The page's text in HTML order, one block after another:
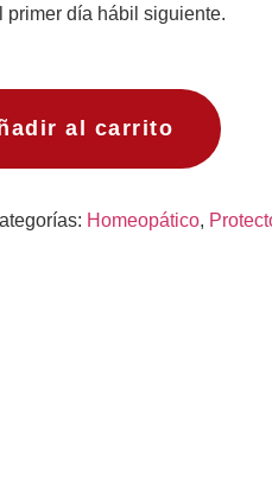
primer día hábil siguiente.
al carrito
Homeopático,